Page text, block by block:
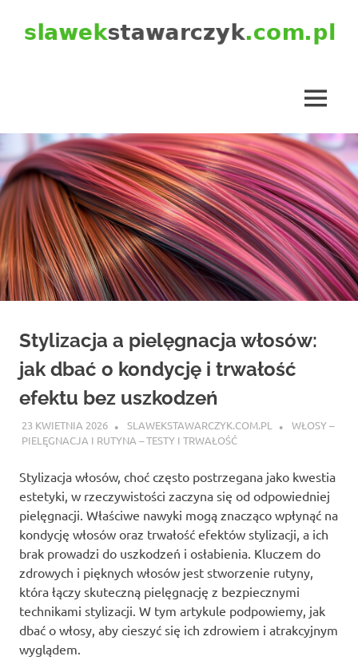
MENU
Stylizacja a pielęgnacja włosów:
jak dbać o kondycję i trwałość
efektu bez uszkodzeń
23 KWIETNIA 2026 SLAWEKSTAWARCZYK.COM.PL
WŁOSY –
PIELĘGNACJA I RUTYNA – TESTY I TRWAŁOŚĆ
Stylizacja włosów, choć często postrzegana jako kwestia
estetyki, w rzeczywistości zaczyna się od odpowiedniej
pielęgnacji. Właściwe nawyki mogą znacząco wpłynąć na
kondycję włosów oraz trwałość efektów stylizacji, a ich
brak prowadzi do uszkodzeń i osłabienia. Kluczem do
zdrowych i pięknych włosów jest stworzenie rutyny,
która łączy skuteczną pielęgnację z bezpiecznymi
technikami stylizacji. W tym artykule podpowiemy, jak
dbać o włosy, aby cieszyć się ich zdrowiem i atrakcyjnym
wyglądem.